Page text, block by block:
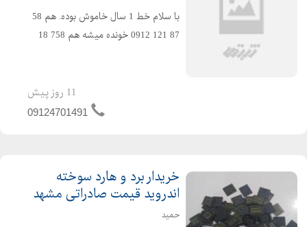
با سلام خط 1 سال خاموش بوده. هم 58
87 121 0912 خونده میشه هم 758 18
11 روز پیش
09124701491
خریدار برد و هارد سوخته
اندروید قیمت صادراتی مشهد
حمید